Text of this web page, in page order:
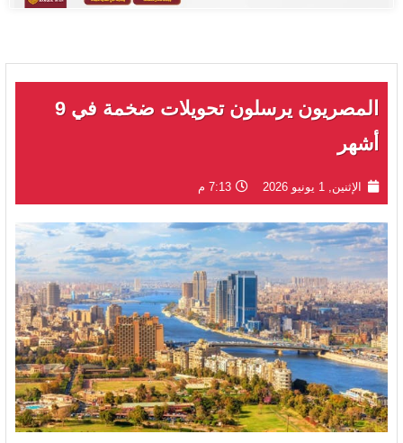
المصريون يرسلون تحويلات ضخمة في 9
أشهر
الإثنين, 1 يونيو 2026 7:13 م